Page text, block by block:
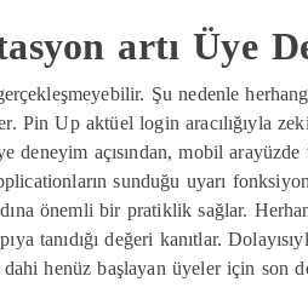
artı Üye
Şu nedenle
Pin Up aktüel login aracılığıyla
deneyim açısından, mobil
sunduğu uyarı
önemli bir pratiklik sağlar.
tanıdığı değeri kanıtlar.
henüz başlayan üyeler için son